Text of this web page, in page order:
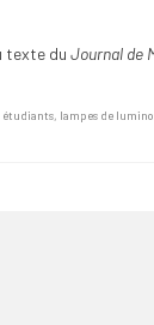
texte duJournal de
étudiants, lampes de